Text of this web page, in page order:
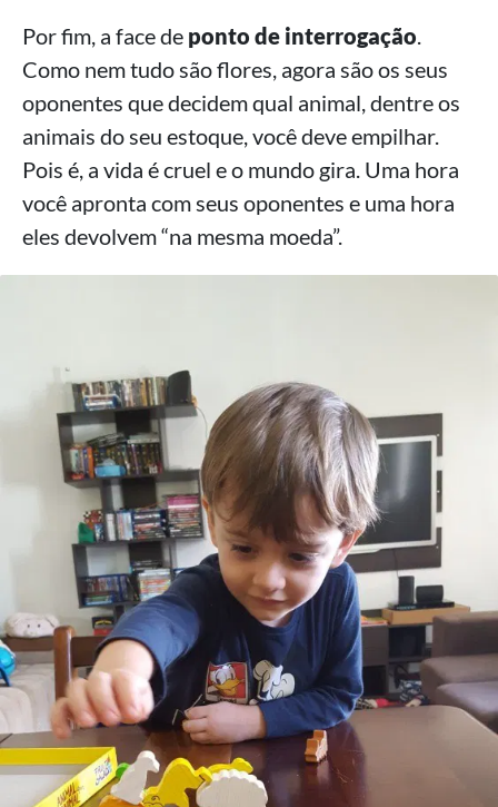
Por fim, a face de ponto de interrogação.
Como nem tudo são flores, agora são os seus
oponentes que decidem qual animal, dentre os
animais do seu estoque, você deve empilhar.
Pois é, a vida é cruel e o mundo gira. Uma hora
você apronta com seus oponentes e uma hora
eles devolvem “na mesma moeda”.